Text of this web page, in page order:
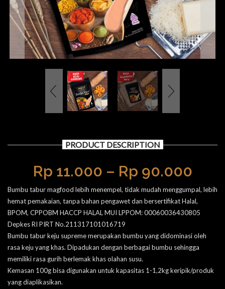
PRODUCT DESCRIPTION
Rp 11.000 – Rp 90.000
Bumbu tabur magfood lebih menempel, tidak mudah menggumpal, lebih
hemat pemakaian, tanpa bahan pengawet dan bersertifikat Halal,
BPOM, CPPOBM HACCP HALAL MUI LPPOM: 00060036430805
Depkes RI PIRT No.211317101016719
Bumbu tabur keju supreme merupakan bumbu yang didominasi oleh
rasa keju yang khas. Dipadukan dengan berbagai bumbu sehingga
memiliki rasa gurih berlemak khas olahan susu.
Kemasan 100g bisa digunakan untuk kapasitas 1-1,2kg keripik/produk
yang diaplikasikan.